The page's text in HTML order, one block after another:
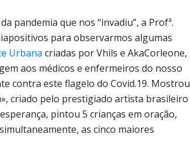
pandemia que nos “invadiu”, a Profª.
para observarmos algumas
Urbana criadas por Vhils e AkaCorleone,
aos médicos e enfermeiros do nosso
contra este flagelo do Covid.19. Mostrou
criado pelo prestigiado artista brasileiro
pintou 5 crianças em oração,
as cinco maiores